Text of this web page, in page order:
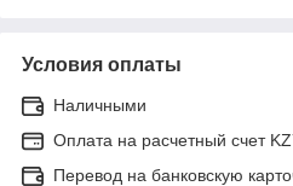
Условия оплаты
Наличными
Оплата на расчетный счет
Перевод на банковскую